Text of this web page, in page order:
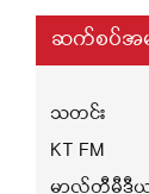
ဆက်စပ်အမျို
သတင်း
KT FM
မာလ်တီမီဒီ